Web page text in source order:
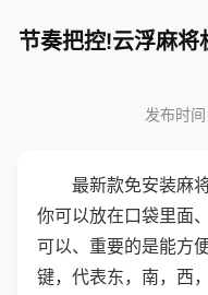
节奏把控!云浮麻
发布时
最新款免安装麻
你可以放在口袋里面
可以、重要的是能方
键，代表东，南，西